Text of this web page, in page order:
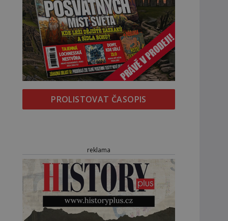
PROLISTOVAT ČASOPIS
reklama